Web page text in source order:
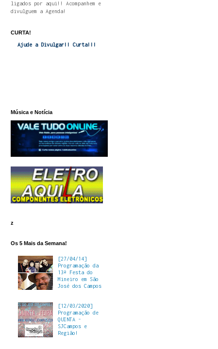
ligados por aqui!! Acompanhem e
divulguem a Agenda!
CURTA!
Ajude a Divulgar!! Curta!!!
Música e Notícia
z
Os 5 Mais da Semana!
[27/04/14]
Programação da
13ª Festa do
Mineiro em São
José dos Campos
[12/03/2020]
Programação de
QUINTA -
SJCampos e
Região!